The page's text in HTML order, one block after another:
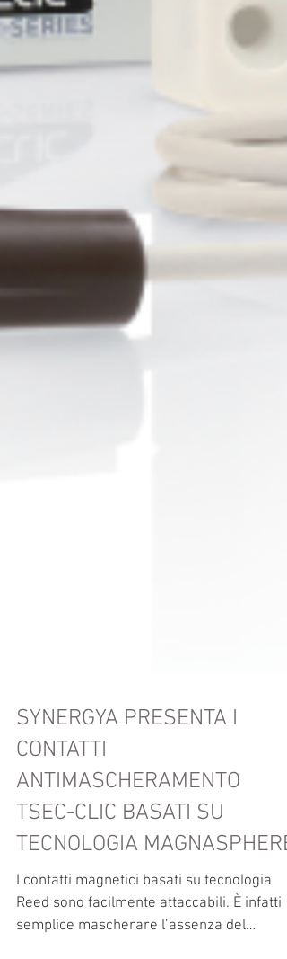
SYNERGYA PRESENTA I
CONTATTI
ANTIMASCHERAMENTO
TECNOLOGIA MAGNASPHERE
I contatti magnetici basati su tecnologia